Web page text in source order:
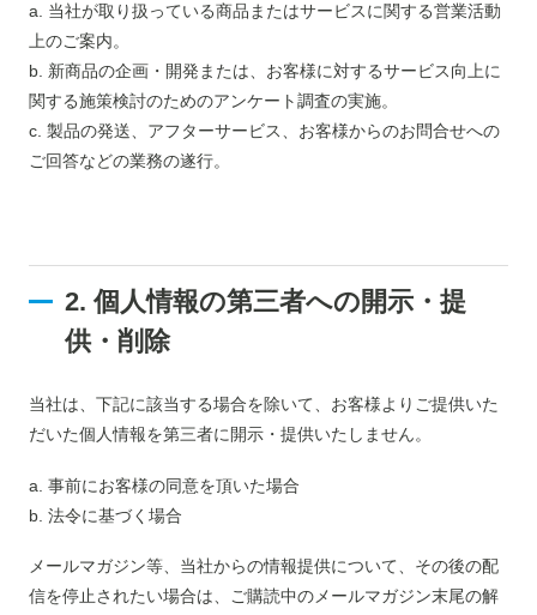
a. 当社が取り扱っている商品またはサービスに関する営業活動
上のご案内。
b. 新商品の企画・開発または、お客様に対するサービス向上に
関する施策検討のためのアンケート調査の実施。
c. 製品の発送、アフターサービス、お客様からのお問合せへの
ご回答などの業務の遂行。
2. 個人情報の第三者への開示・提
供・削除
当社は、下記に該当する場合を除いて、お客様よりご提供いた
だいた個人情報を第三者に開示・提供いたしません。
a. 事前にお客様の同意を頂いた場合
b. 法令に基づく場合
メールマガジン等、当社からの情報提供について、その後の配
信を停止されたい場合は、ご購読中のメールマガジン末尾の解